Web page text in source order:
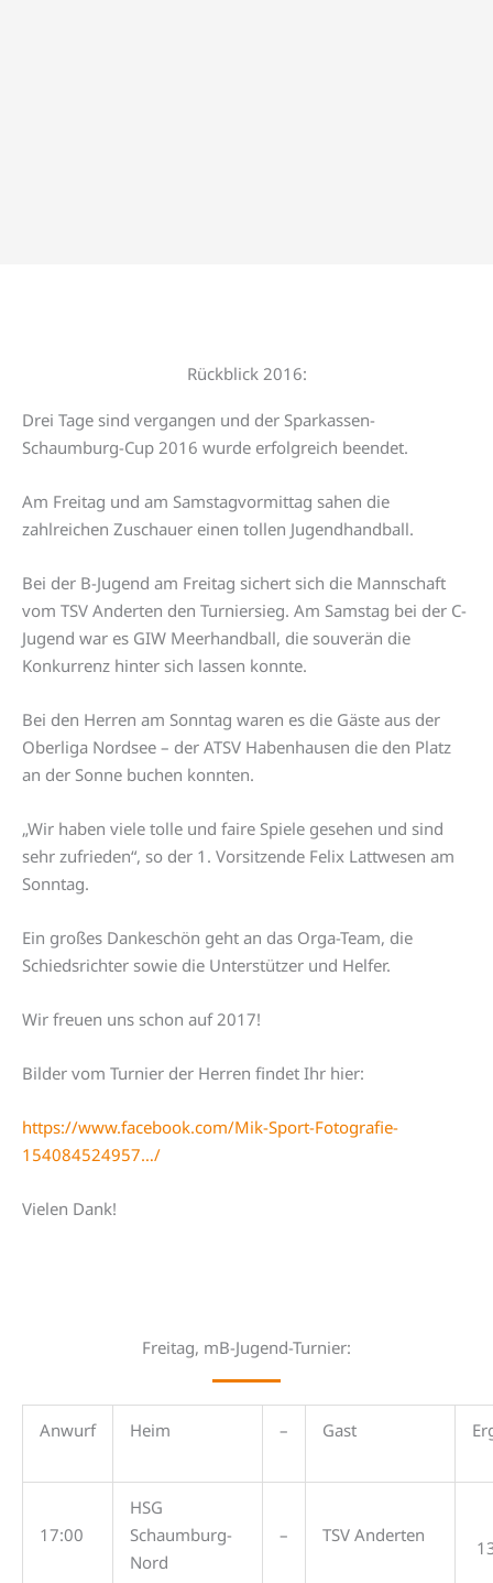
Rückblick 2016:
Drei Tage sind vergangen und der Sparkassen-
Schaumburg-Cup 2016 wurde erfolgreich beendet.
Am Freitag und am Samstagvormittag sahen die
zahlreichen Zuschauer einen tollen Jugendhandball.
Bei der B-Jugend am Freitag sichert sich die Mannschaft
vom TSV Anderten den Turniersieg. Am Samstag bei der C-
Jugend war es GIW Meerhandball, die souverän die
Konkurrenz hinter sich lassen konnte.
Bei den Herren am Sonntag waren es die Gäste aus der
Oberliga Nordsee – der ATSV Habenhausen die den Platz
an der Sonne buchen konnten.
„Wir haben viele tolle und faire Spiele gesehen und sind
sehr zufrieden“, so der 1. Vorsitzende Felix Lattwesen am
Sonntag.
Ein großes Dankeschön geht an das Orga-Team, die
Schiedsrichter sowie die Unterstützer und Helfer.
Wir freuen uns schon auf 2017!
Bilder vom Turnier der Herren findet Ihr hier:
https://www.facebook.com/Mik-Sport-Fotografie-
154084524957…/
Vielen Dank!
Freitag, mB-Jugend-Turnier:
Anwurf Heim – Gast
17:00
HSG
Schaumburg-
Nord
– TSV Anderten